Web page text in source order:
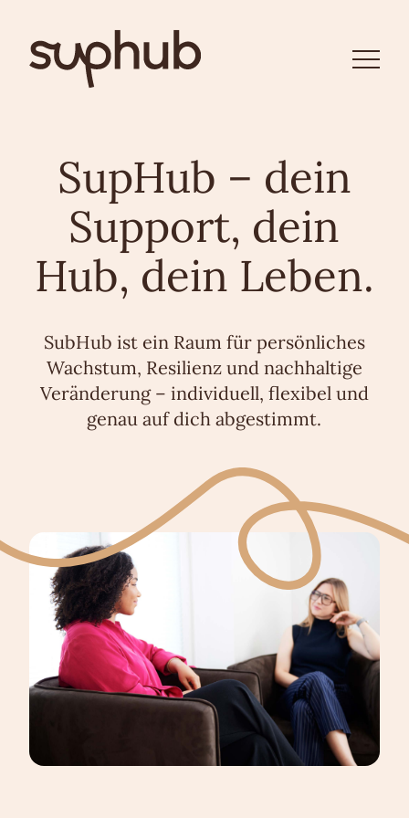
SupHub – dein
Support, dein
Hub, dein Leben.
SubHub ist ein Raum für persönliches
Wachstum, Resilienz und nachhaltige
Veränderung – individuell, flexibel und
genau auf dich abgestimmt.